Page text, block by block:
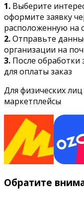
1. Выберите
оформите заявку
расположенную на
2.Отправьте
организации на
3. После обработки
для оплаты заказ
Для физических
маркетплейсы
Обратите